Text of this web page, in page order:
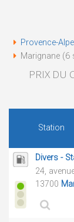
Provence-
Marignane (6
PRIX DU
Station
Divers -
24,
13700